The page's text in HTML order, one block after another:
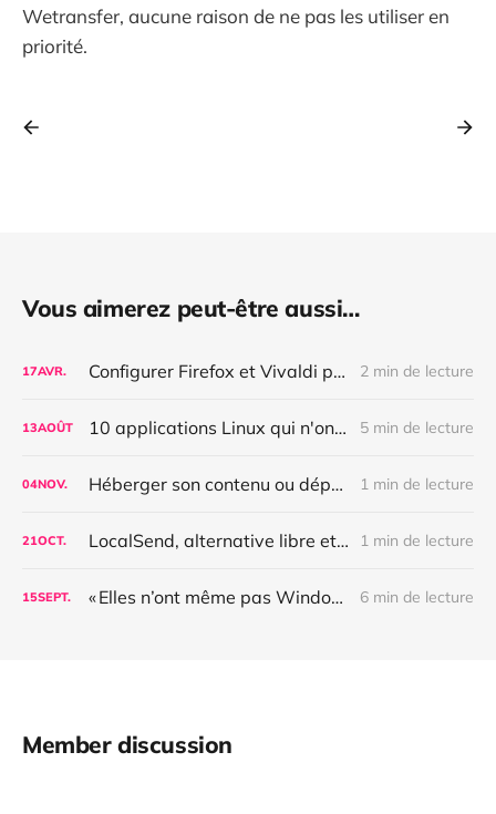
Wetransfer, aucune raison de ne pas les utiliser en
priorité.
Vous aimerez peut-être aussi…
17AVR. Configurer Firefox et Vivaldi pour bloquer complètement les pubs, les bannières de cookies et autres nuisances 2 min de lecture
13AOÛT 10 applications Linux qui n'ont plus rien à envier à celles d'Apple en terme d'ergonomie 5 min de lecture
04NOV. Héberger son contenu ou dépendre d'une plateforme fermée : quelle différence ? 1 min de lecture
21OCT. LocalSend, alternative libre et multiplateforme à Airdrop et Quick Share 1 min de lecture
15SEPT. « Elles n’ont même pas Windows » – workflow d’une thèse libre 6 min de lecture
Member discussion